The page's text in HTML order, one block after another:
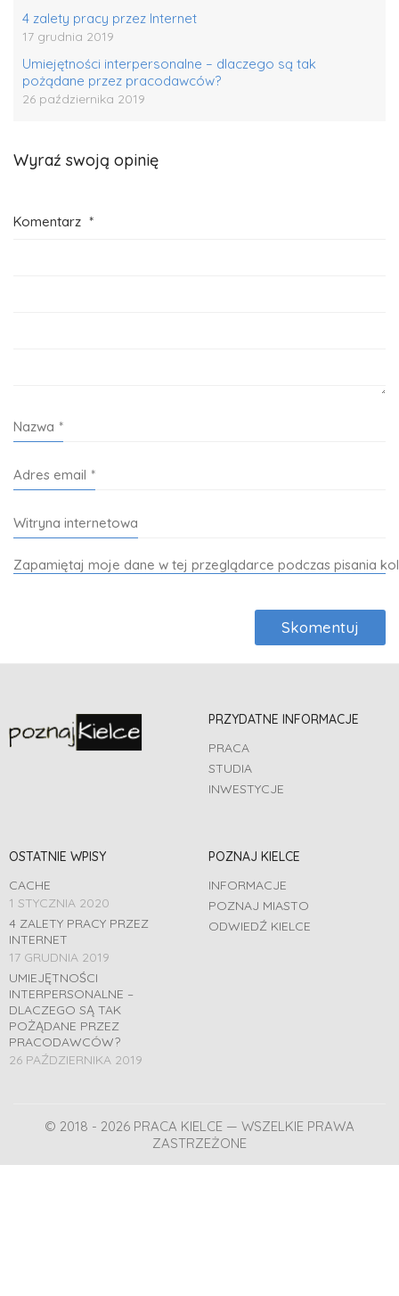
4 zalety pracy przez Internet
17 grudnia 2019
Umiejętności interpersonalne – dlaczego są tak
pożądane przez pracodawców?
26 października 2019
Wyraź swoją opinię
Komentarz *
Nazwa *
Adres email *
Witryna internetowa
Zapamiętaj moje dane w tej przeglądarce podczas pisania
PRZYDATNE INFORMACJE
PRACA
STUDIA
INWESTYCJE
OSTATNIE WPISY
CACHE
1 STYCZNIA 2020
4 ZALETY PRACY PRZEZ
INTERNET
17 GRUDNIA 2019
UMIEJĘTNOŚCI
INTERPERSONALNE –
DLACZEGO SĄ TAK
POŻĄDANE PRZEZ
PRACODAWCÓW?
26 PAŹDZIERNIKA 2019
POZNAJ KIELCE
INFORMACJE
POZNAJ MIASTO
ODWIEDŹ KIELCE
© 2018 - 2026 PRACA KIELCE — WSZELKIE PRAWA
ZASTRZEŻONE